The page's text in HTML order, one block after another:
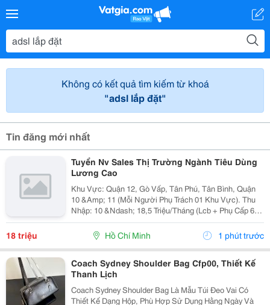
Không có kết quả tìm kiếm từ khoá
"adsl lắp đặt"
Tin đăng mới nhất
Tuyển Nv Sales Thị Trường Ngành Tiêu Dùng
Lương Cao
Khu Vực: Quận 12, Gò Vấp, Tân Phú, Tân Bình, Quận
10 &Amp; 11 (Mỗi Người Phụ Trách 01 Khu Vực). Thu
Nhập: 10 &Ndash; 18,5 Triệu/Tháng (Lcb + Phụ Cấp 6,5
Triệu + Thưởng Kpi/Doanh Số). Công Việc - Chăm Sóc
Khách Hàng Có Sẵn, Tìm Khách Hàng Mới....
18 triệu Hồ Chí Minh 1 phút trước
Coach Sydney Shoulder Bag Cfp00, Thiết Kế
Thanh Lịch
Coach Sydney Shoulder Bag Là Mẫu Túi Đeo Vai Có
Thiết Kế Dạng Hộp, Phù Hợp Sử Dụng Hằng Ngày Và